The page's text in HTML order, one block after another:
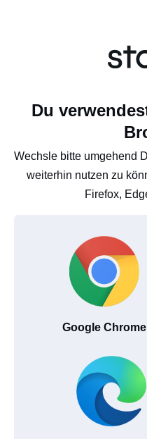
Du
Wechsle bitte umgehend
weiterhin nutzen zu
Firefox,
Google Chrome